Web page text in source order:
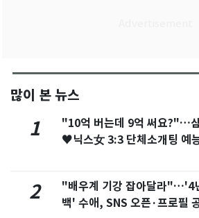
많이 본 뉴스
1
"10억 버는데 9억 써요?"…
♥닉스女 3:3 단체소개팅 예
2
"배우계 기강 잡아달라"…'4
백' 수애, SNS 오픈·프로필